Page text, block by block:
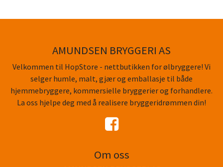
AMUNDSEN BRYGGERI AS
Velkommen til HopStore - nettbutikken for ølbryggere! Vi
selger humle, malt, gjær og emballasje til både
hjemmebryggere, kommersielle bryggerier og forhandlere.
La oss hjelpe deg med å realisere bryggeridrømmen din!
Om oss